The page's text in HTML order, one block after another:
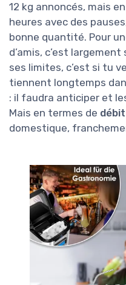
12 kg annoncés, mais
heures avec des
bonne quantité. Pour
d’amis, c’est
ses limites, c’est si tu
tiennent longtemps
: il faudra anticiper et
Mais en termes de
domestique,